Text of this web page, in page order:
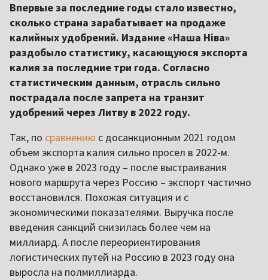
Впервые за последние годы стало известно,
сколько страна зарабатывает на продаже
калийных удобрений. Издание «Наша Ніва»
раздобыло статистику, касающуюся экспорта
калия за последние три года. Согласно
статистическим данным, отрасль сильно
пострадала после запрета на транзит
удобрений через Литву в 2022 году.
Так, по сравнению с досанкционным 2021 годом
объем экспорта калия сильно просел в 2022-м.
Однако уже в 2023 году – после выстраивания
нового маршрута через Россию – экспорт частично
восстановился. Похожая ситуация и с
экономическими показателями. Выручка после
введения санкций снизилась более чем на
миллиард. А после переориентирования
логистических путей на Россию в 2023 году она
выросла на полмиллиарда.